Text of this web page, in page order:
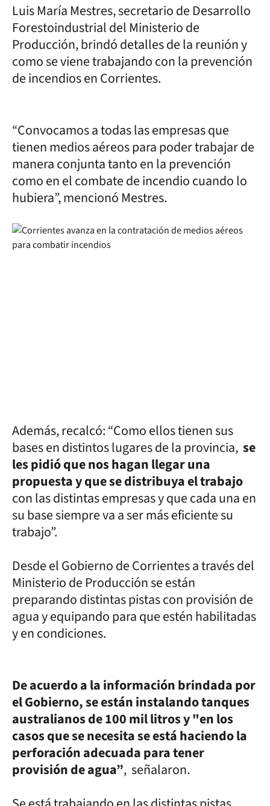
Luis María Mestres, secretario de Desarrollo
Forestoindustrial del Ministerio de
Producción, brindó detalles de la reunión y
como se viene trabajando con la prevención
de incendios en Corrientes.
“Convocamos a todas las empresas que
tienen medios aéreos para poder trabajar de
manera conjunta tanto en la prevención
como en el combate de incendio cuando lo
hubiera”, mencionó Mestres.
Además, recalcó: “Como ellos tienen sus
bases en distintos lugares de la provincia, se
les pidió que nos hagan llegar una
propuesta y que se distribuya el trabajo
con las distintas empresas y que cada una en
su base siempre va a ser más eficiente su
trabajo”.
Desde el Gobierno de Corrientes a través del
Ministerio de Producción se están
preparando distintas pistas con provisión de
agua y equipando para que estén habilitadas
y en condiciones.
De acuerdo a la información brindada por
el Gobierno, se están instalando tanques
australianos de 100 mil litros y "en los
casos que se necesita se está haciendo la
perforación adecuada para tener
provisión de agua”, señalaron.